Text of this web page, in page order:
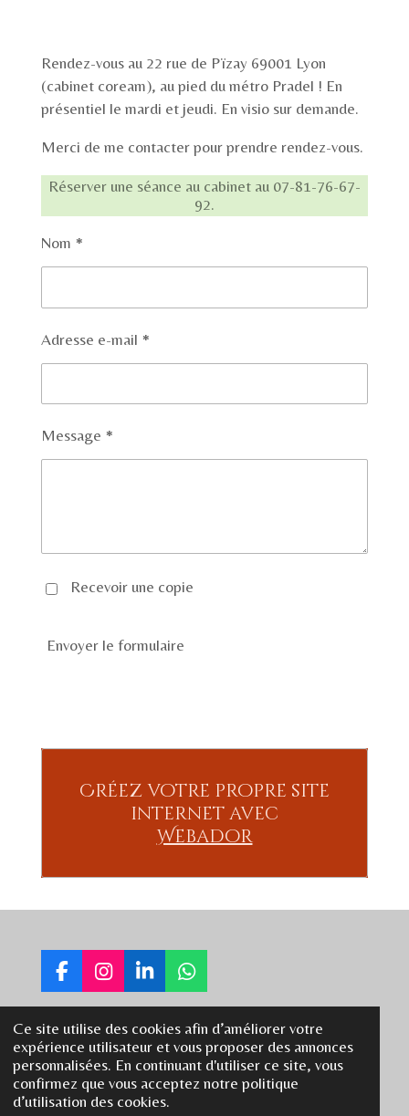
Ce site utilise des cookies afin d’améliorer votre
expérience utilisateur et vous proposer des annonces
personnalisées. En continuant d'utiliser ce site, vous
confirmez que vous acceptez notre politique
d’utilisation des cookies.
Rendez-vous au 22 rue de Pïzay 69001 Lyon
(cabinet coream), au pied du métro Pradel ! En
présentiel le mardi et jeudi. En visio sur demande.
Merci de me contacter pour prendre rendez-vous.
Réserver une séance au cabinet au 07-81-76-67-
92.
Nom *
Adresse e-mail *
Message *
Recevoir une copie
Envoyer le formulaire
Créez votre propre site
internet avec
Webador
F
a
e
b
o
o
k
I
n
t
a
g
r
a
L
i
k
e
d
I
n
W
h
t
s
A
p
rebelo.eve@gmail.com
+33781766792